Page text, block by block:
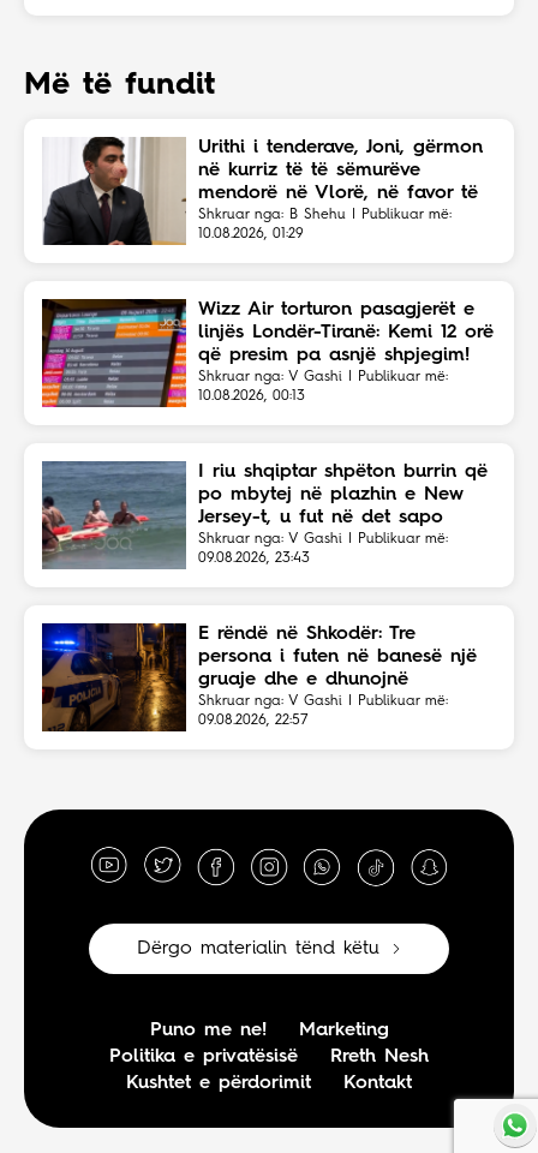
Më të fundit
Urithi i tenderave, Joni, gërmon
në kurriz të të sëmurëve
mendorë në Vlorë, në favor të
Eriola Likajt të “Clean Fast”.
Shkruar nga: B Shehu | Publikuar më:
10.08.2026, 01:29
Wizz Air torturon pasagjerët e
linjës Londër-Tiranë: Kemi 12 orë
që presim pa asnjë shpjegim!
Shkruar nga: V Gashi | Publikuar më:
10.08.2026, 00:13
I riu shqiptar shpëton burrin që
po mbytej në plazhin e New
Jersey-t, u fut në det sapo
dëgjoi thirrjet për ndihmë
Shkruar nga: V Gashi | Publikuar më:
09.08.2026, 23:43
E rëndë në Shkodër: Tre
persona i futen në banesë një
gruaje dhe e dhunojnë
Shkruar nga: V Gashi | Publikuar më:
09.08.2026, 22:57
Dërgo materialin tënd këtu
Puno me ne!
Marketing
Politika e privatësisë
Rreth Nesh
Kushtet e përdorimit
Kontakt